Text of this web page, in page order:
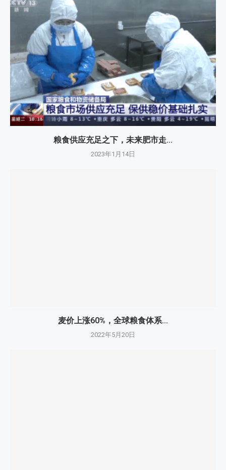
粮食供应充足之下，未来肥市走...
2023年1月14日
麦价上涨60%，全球粮食体系...
2022年5月20日